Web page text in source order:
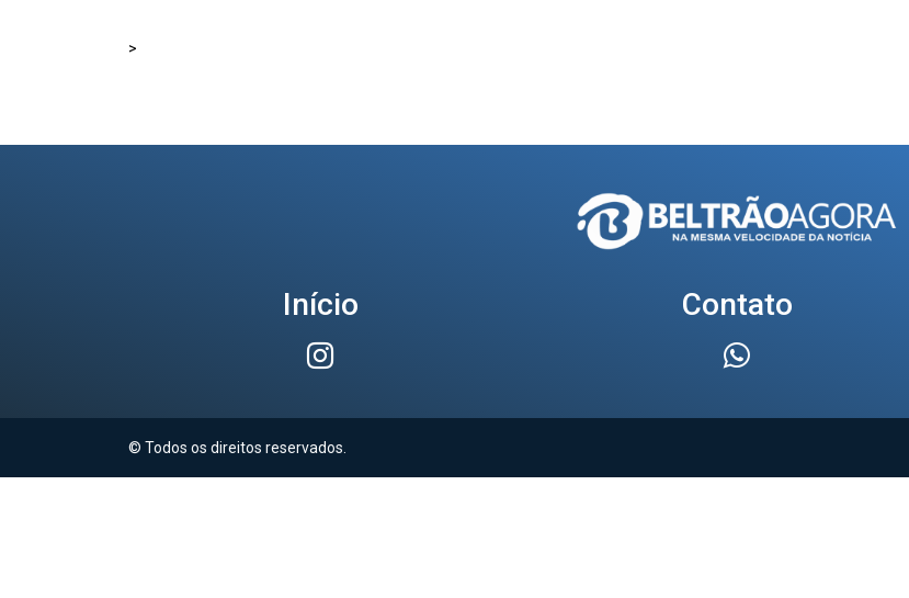
>
Início Contato
© Todos os direitos reservados.